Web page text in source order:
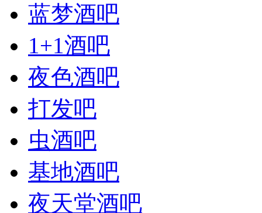
蓝梦酒吧
1+1酒吧
夜色酒吧
打发吧
虫酒吧
基地酒吧
夜天堂酒吧